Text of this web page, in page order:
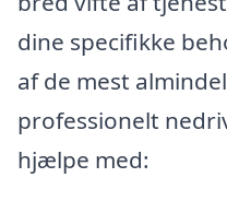
dine specifikke
af de mest
professionelt
hjælpe med: